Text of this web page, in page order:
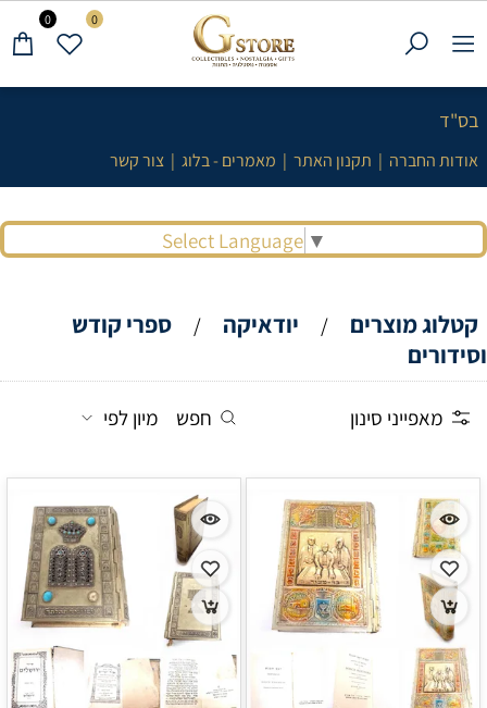
בס"ד
אודות החברה | תקנון האתר | מאמרים - בלוג | צור קשר
Select Language ▼
0 0
קטלוג מוצרים / יודאיקה /
ספרי קודש
וסידורים
מאפייני סינון חפש מיון לפי